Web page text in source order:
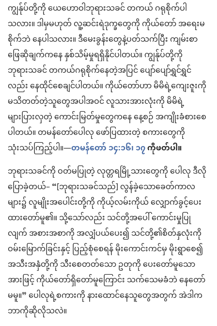
ကျွန်ုပ်တို့ကို ယေဟောဝါဘုရားသခင် တကယ် ဂရုစိုက်ပါ
သလား။ ဒါမှမဟုတ် လူ့ဆင်းရဲဒုက္ခတွေကို ကိုယ်တော် အရေးမ
စိုက်ဘဲ နေပါသလား။ ဒီမေးခွန်းတွေနဲ့ပတ်သက်ပြီး ကျမ်းစာ
ဖြေဆိုချက်ကနေ နှစ်သိမ့်မှုရရှိနိုင်ပါတယ်။ ကျွန်ုပ်တို့ကို
ဘုရားသခင် တကယ်ဂရုစိုက်နေတဲ့အပြင် ပျော်ပျော်ရွှင်ရွှင်
လည်း နေထိုင်စေချင်ပါတယ်။ ကိုယ်တော်ဟာ မိမိရဲ့ကျေးဇူးကို
မသိတတ်တဲ့သူတွေအပါအဝင် လူသားအားလုံးကို မိမိရဲ့
များပြားလှတဲ့ ကောင်းမြတ်မှုတွေကနေ နေ့စဉ် အကျိုးခံစားစေ
ပါတယ်။ တမန်တော်ပေါလု ဖော်ပြထားတဲ့ စကားတွေကို
သုံးသပ်ကြည့်ပါ။—တမန်တော် ၁၄:၁၆၊ ၁၇ကိုဖတ်ပါ။
ဘုရားသခင်ကို ဝတ်မပြုတဲ့ လုတ္တရမြို့သားတွေကို ပေါလု ဒီလို
ပြောခဲ့တယ်– “[ဘုရားသခင်သည်] လွန်ခဲ့သောခေတ်ကာလ
များ၌ လူမျိုးအပေါင်းတို့ကို ကိုယ့်လမ်းကိုယ် လျှောက်ခွင့်ပေး
ထားတော်မူ၏။ သို့သော်လည်း သင်တို့အပေါ် ကောင်းမှုပြု
လျက် အစားအစာကို အလျှံပယ်ပေး၍ သင်တို့၏စိတ်နှလုံးကို
ဝမ်းမြောက်ခြင်းနှင့် ပြည့်စုံစေရန် မိုးကောင်းကင်မှ မိုးရွာစေ၍
အသီးအနှံတို့ကို သီးစေတတ်သော ဥတုကို ပေးတော်မူသော
အားဖြင့် ကိုယ်တော်ရှိတော်မူကြောင်း သက်သေမခံဘဲ နေတော်
မမူ။” ပေါလုရဲ့စကားကို နားထောင်နေသူတွေအတွက် အဲဒါက
ဘာကိုဆိုလိုသလဲ။